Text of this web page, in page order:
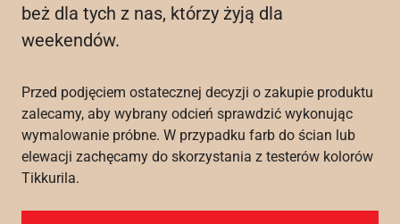
beż dla tych z nas, którzy żyją dla
weekendów.
Przed podjęciem ostatecznej decyzji o zakupie produktu
zalecamy, aby wybrany odcień sprawdzić wykonując
wymalowanie próbne. W przypadku farb do ścian lub
elewacji zachęcamy do skorzystania z testerów kolorów
Tikkurila.